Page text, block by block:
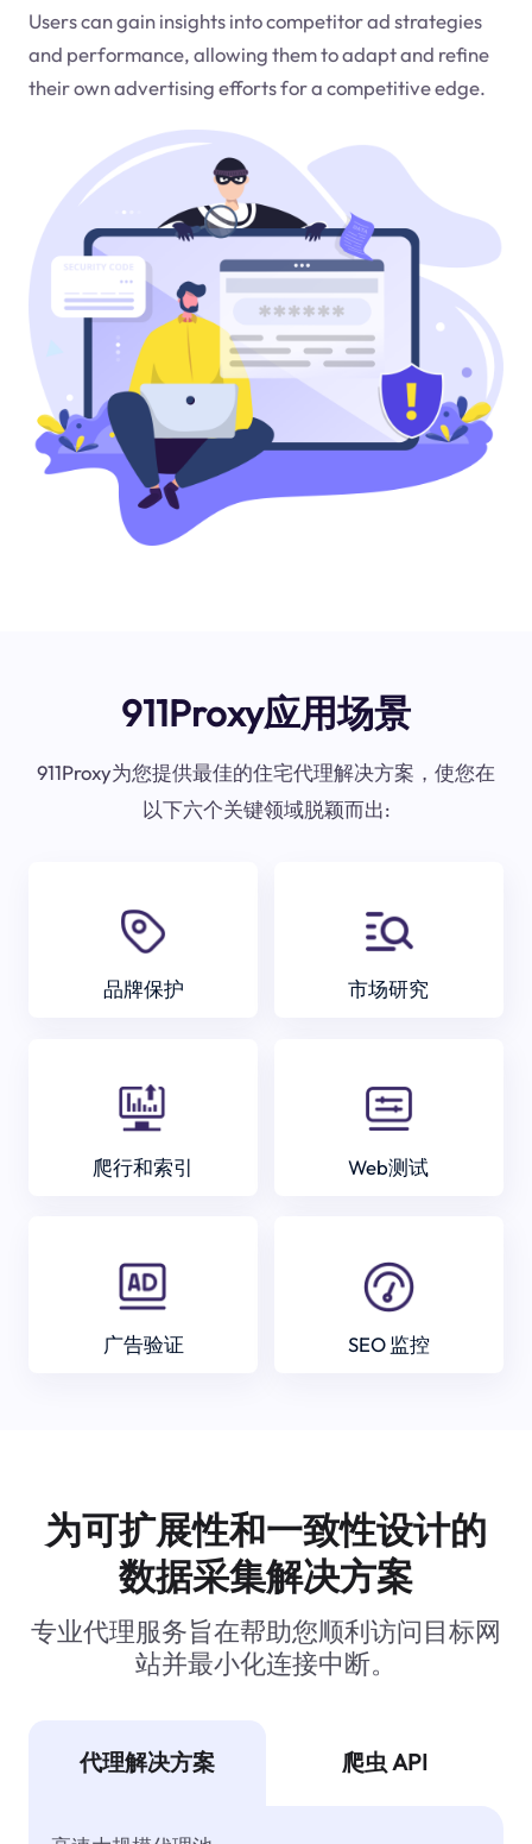
Users can gain insights into competitor ad strategies
and performance, allowing them to adapt and refine
their own advertising efforts for a competitive edge.
911Proxy应用场景
911Proxy为您提供最佳的住宅代理解决方案，使您在
以下六个关键领域脱颖而出:
品牌保护 市场研究
爬行和索引 Web测试
广告验证 SEO 监控
为可扩展性和一致性设计的
数据采集解决方案
专业代理服务旨在帮助您顺利访问目标网
站并最小化连接中断。
代理解决方案 爬虫 API